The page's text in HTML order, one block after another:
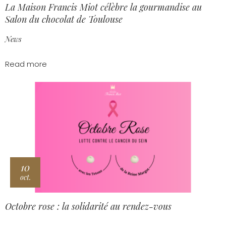
La Maison Francis Miot célèbre la gourmandise au
Salon du chocolat de Toulouse
News
Read more
10
oct.
Octobre rose : la solidarité au rendez-vous